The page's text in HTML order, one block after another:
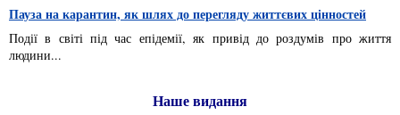
Пауза на карантин, як шлях до перегляду життєвих цінностей
Події в світі під час епідемії, як привід до роздумів про життя
людини...
Наше видання